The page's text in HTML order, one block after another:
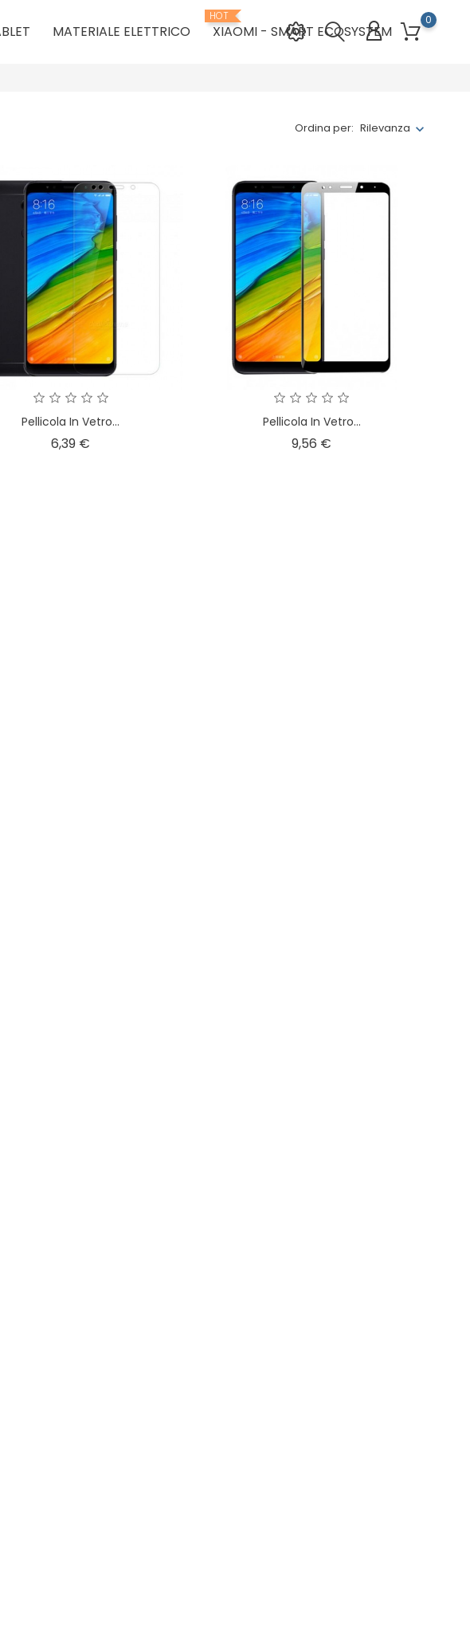
0
MATERIALE ELETTRICO
HOT
XIAOMI - SMART ECOSYSTEM
Ordina per: Rilevanza
Pellicola In Vetro...
6,39 €
Pellicola In Vetro...
9,56 €